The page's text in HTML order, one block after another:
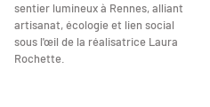
sentier lumineux à Rennes, alliant
artisanat, écologie et lien social
sous l'œil de la réalisatrice Laura
Rochette.